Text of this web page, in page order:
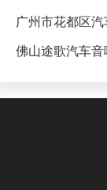
广州市花都区
佛山途歌汽车